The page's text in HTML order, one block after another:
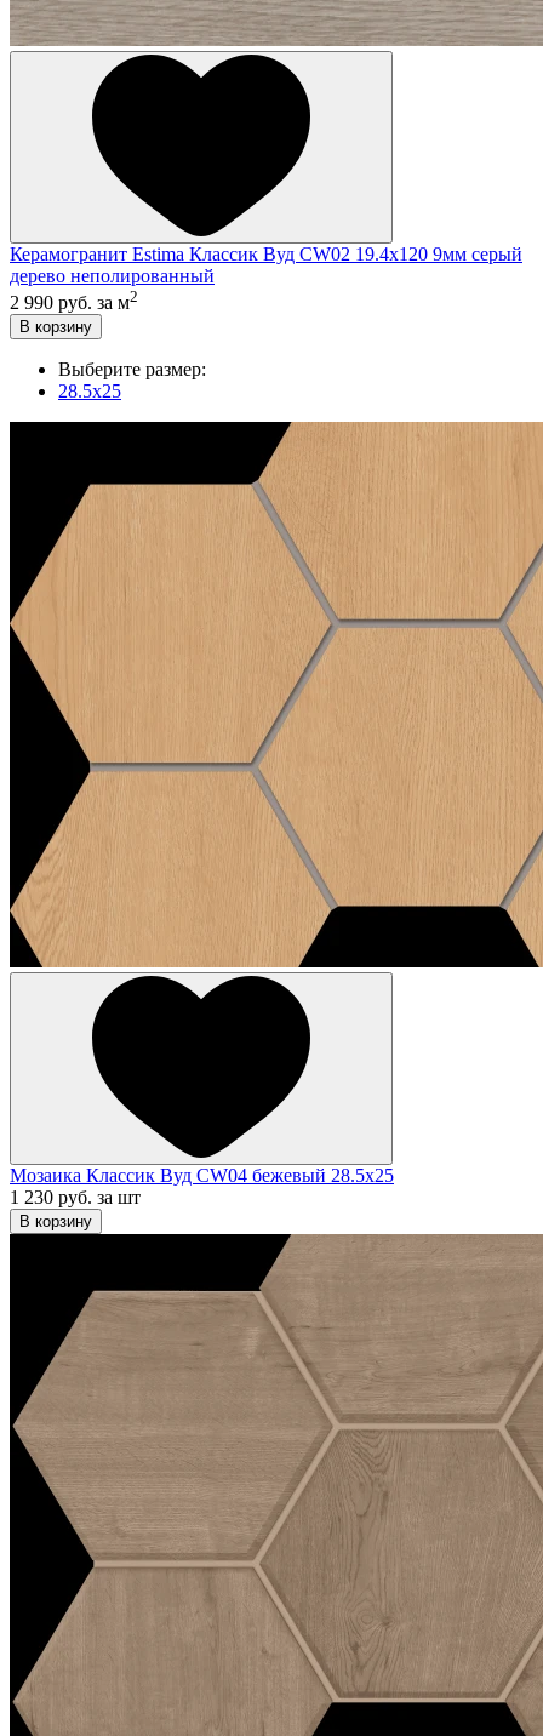
Керамогранит Estima Классик Вуд CW02 19.4x120 9мм серый
дерево неполированный
2 990 руб. за м2
В корзину
Выберите размер:
28.5x25
Мозаика Классик Вуд CW04 бежевый 28.5x25
1 230 руб. за шт
В корзину